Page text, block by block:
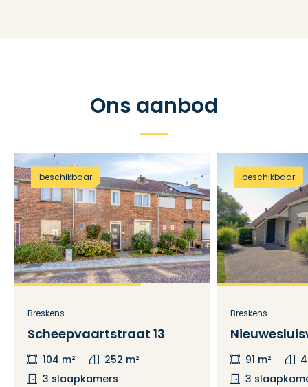
Ons aanbod
beschikbaar
Breskens
Scheepvaartstraat 13
104 m²
252 m²
3 slaapkamers
beschikbaar
Breskens
91 m²
3